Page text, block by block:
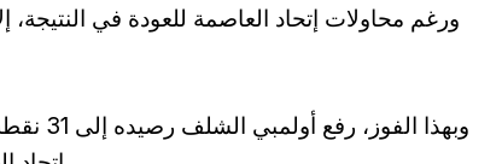
ورغم محاولات إتحاد العاصمة للعودة في
وبهذا